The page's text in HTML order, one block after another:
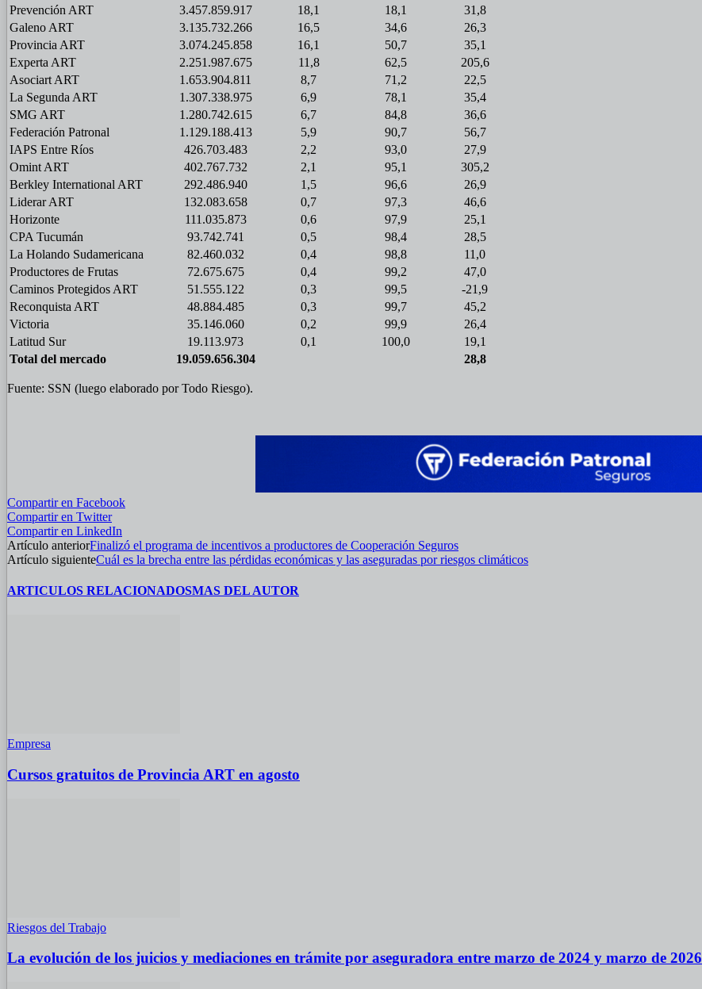
Prevención ART
3.457.859.917 18,1 18,1
31,8
Galeno ART
3.135.732.266 16,5 34,6
26,3
Provincia ART
3.074.245.858 16,1 50,7
35,1
Experta ART
2.251.987.675 11,8 62,5
205,6
Asociart ART
1.653.904.811 8,7 71,2
22,5
La Segunda ART
1.307.338.975 6,9 78,1
35,4
SMG ART
1.280.742.615 6,7 84,8
36,6
Federación Patronal
1.129.188.413 5,9 90,7
56,7
IAPS Entre Ríos
426.703.483 2,2 93,0
27,9
Omint ART
402.767.732 2,1 95,1
305,2
Berkley International ART
292.486.940 1,5 96,6
26,9
Liderar ART
132.083.658 0,7 97,3
46,6
Horizonte
111.035.873 0,6 97,9
25,1
CPA Tucumán
93.742.741 0,5 98,4
28,5
La Holando Sudamericana
82.460.032 0,4 98,8
11,0
Productores de Frutas
72.675.675 0,4 99,2
47,0
Caminos Protegidos ART
51.555.122 0,3 99,5
-21,9
Reconquista ART
48.884.485 0,3 99,7
45,2
Victoria
35.146.060 0,2 99,9
26,4
Latitud Sur
19.113.973 0,1 100,0
19,1
Total del mercado
19.059.656.304 28,8
Fuente: SSN (luego elaborado por Todo Riesgo).
Compartir en Facebook
Compartir en Twitter
Compartir en LinkedIn
Artículo anteriorFinalizó el programa de incentivos a productores de Cooperación Seguros
Artículo siguienteCuál es la brecha entre las pérdidas económicas y las aseguradas por riesgos climáticos
ARTICULOS RELACIONADOSMAS DEL AUTOR
Empresa
Cursos gratuitos de Provincia ART en agosto
Riesgos del Trabajo
La evolución de los juicios y mediaciones en trámite por aseguradora entre marzo de 2024 y marzo de 2026